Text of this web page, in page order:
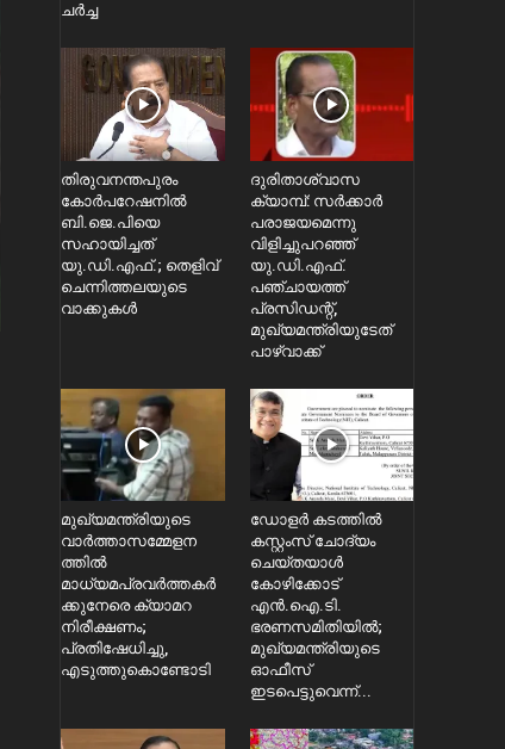
ചർച്ച
തിരുവനന്തപുരം
കോർപറേഷനിൽ
ബി.ജെ.പിയെ
സഹായിച്ചത്
യു.ഡി.എഫ്.; തെളിവ്
ചെന്നിത്തലയുടെ
വാക്കുകൾ
ദുരിതാശ്വാസ
ക്യാമ്പ്: സർക്കാർ
പരാജയമെന്നു
വിളിച്ചുപറഞ്ഞ്
യു.ഡി.എഫ്.
പഞ്ചായത്ത്
പ്രസിഡന്റ്,
മുഖ്യമന്ത്രിയുടേത്
പാഴ്വാക്ക്
മുഖ്യമന്ത്രിയുടെ
വാർത്താസമ്മേളന
ത്തിൽ
മാധ്യമപ്രവർത്തകർ
ക്കുനേരെ ക്യാമറ
നിരീക്ഷണം;
പ്രതിഷേധിച്ചു,
എടുത്തുകൊണ്ടോടി
ഡോളർ കടത്തിൽ
കസ്റ്റംസ് ചോദ്യം
ചെയ്തയാൾ
കോഴിക്കോട്
എൻ.ഐ.ടി.
ഭരണസമിതിയിൽ;
മുഖ്യമന്ത്രിയുടെ
ഓഫീസ്
ഇടപെട്ടുവെന്ന്...